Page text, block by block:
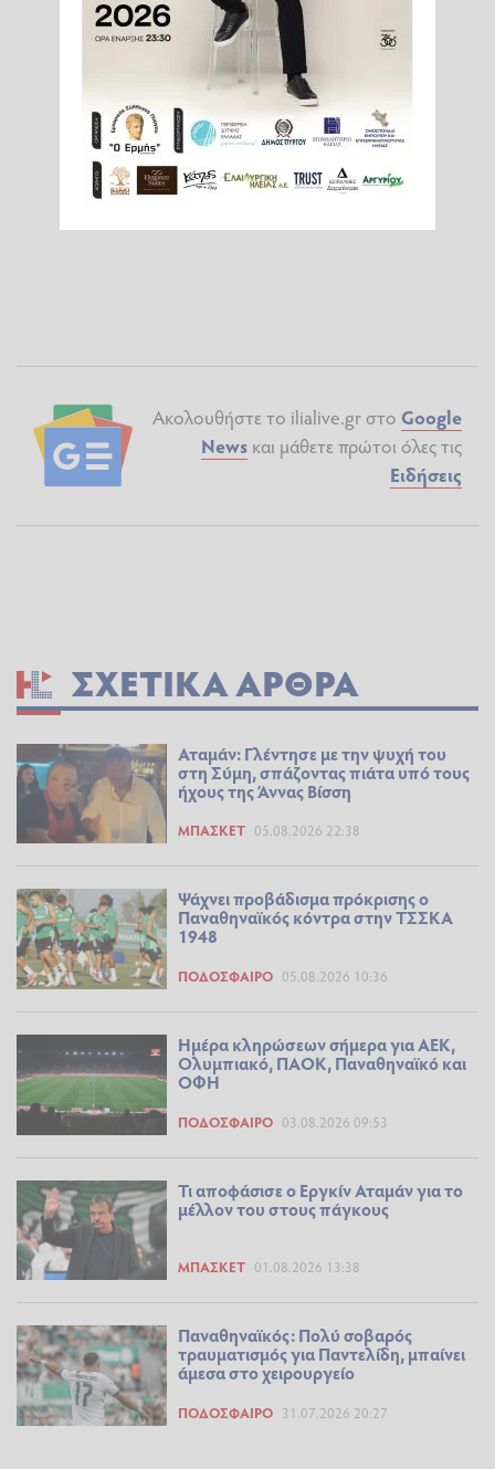
Ακολουθήστε το ilialive.gr στο Google
News και μάθετε πρώτοι όλες τις
Ειδήσεις
ΣΧΕΤΙΚΆ ΆΡΘΡΑ
Αταμάν: Γλέντησε με την ψυχή του
στη Σύμη, σπάζοντας πιάτα υπό τους
ήχους της Άννας Βίσση
ΜΠΆΣΚΕΤ 05.08.2026 22:38
Ψάχνει προβάδισμα πρόκρισης ο
Παναθηναϊκός κόντρα στην ΤΣΣΚΑ
1948
ΠΟΔΌΣΦΑΙΡΟ 05.08.2026 10:36
Ημέρα κληρώσεων σήμερα για ΑΕΚ,
Ολυμπιακό, ΠΑΟΚ, Παναθηναϊκό και
ΟΦΗ
ΠΟΔΌΣΦΑΙΡΟ 03.08.2026 09:53
Τι αποφάσισε ο Εργκίν Αταμάν για το
μέλλον του στους πάγκους
ΜΠΆΣΚΕΤ 01.08.2026 13:38
Παναθηναϊκός: Πολύ σοβαρός
τραυματισμός για Παντελίδη, μπαίνει
άμεσα στο χειρουργείο
ΠΟΔΌΣΦΑΙΡΟ 31.07.2026 20:27